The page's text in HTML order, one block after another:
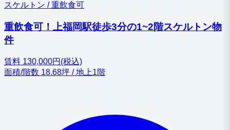
スケルトン / 重飲食可
重飲食可！上福岡駅徒歩3分の1~2階スケルトン物
件
賃料 130,000円(税込)
面積/階数 18.68坪 / 地上1階